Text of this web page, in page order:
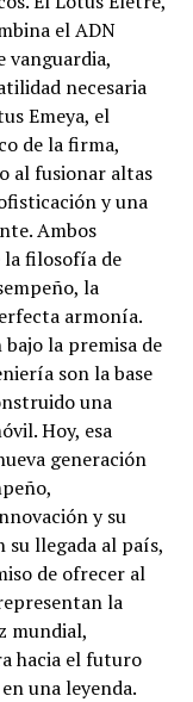
el ADN
vanguardia,
necesaria
Emeya, el
de la firma,
al fusionar altas
y una
Ambos
la filosofía de
la
armonía.
la premisa de
son la base
una
Hoy, esa
generación
y su
llegada al país,
de ofrecer al
la
mundial,
hacia el futuro
una leyenda.